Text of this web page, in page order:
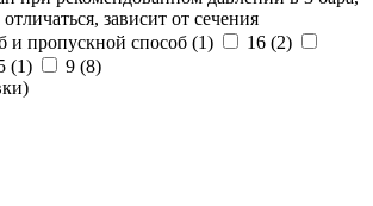
зависит от сечения
и пропускной способ (1) 16 (2)
(1) 9 (8)